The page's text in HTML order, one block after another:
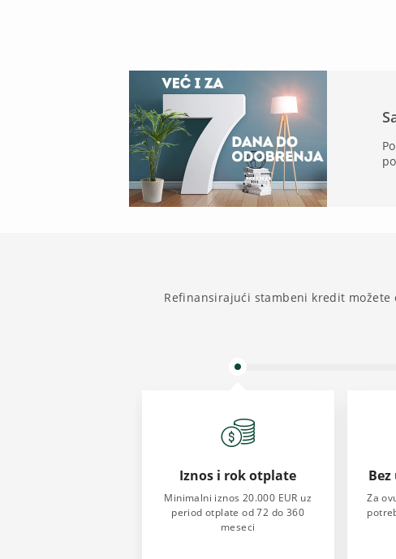
Refinansirajući stambeni kredit možete
Iznos i rok otplate
Minimalni iznos 20.000 EUR uz
period otplate od 72 do 360
meseci
Za